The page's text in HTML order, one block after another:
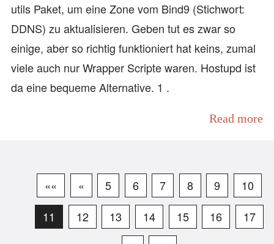
utils Paket, um eine Zone vom Bind9 (Stichwort:
DDNS) zu aktualisieren. Geben tut es zwar so
einige, aber so richtig funktioniert hat keins, zumal
viele auch nur Wrapper Scripte waren. Hostupd ist
da eine bequeme Alternative. 1 .
Read more
«« « 5 6 7 8 9
10
11
12 13 14 15 16
17